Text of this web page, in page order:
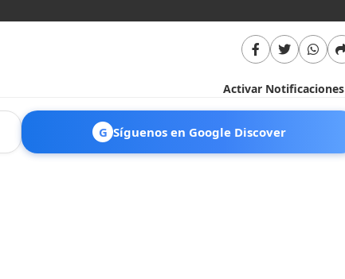
Activar Notificaciones
G Síguenos en Google Discover